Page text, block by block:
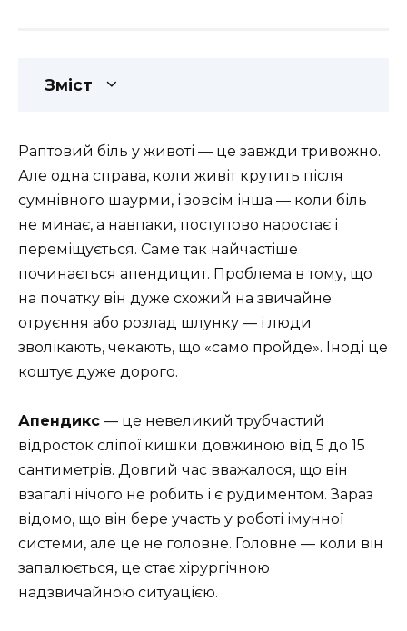
Зміст
Раптовий біль у животі — це завжди тривожно.
Але одна справа, коли живіт крутить після
сумнівного шаурми, і зовсім інша — коли біль
не минає, а навпаки, поступово наростає і
переміщується. Саме так найчастіше
починається апендицит. Проблема в тому, що
на початку він дуже схожий на звичайне
отруєння або розлад шлунку — і люди
зволікають, чекають, що «само пройде». Іноді це
коштує дуже дорого.
Апендикс — це невеликий трубчастий
відросток сліпої кишки довжиною від 5 до 15
сантиметрів. Довгий час вважалося, що він
взагалі нічого не робить і є рудиментом. Зараз
відомо, що він бере участь у роботі імунної
системи, але це не головне. Головне — коли він
запалюється, це стає хірургічною
надзвичайною ситуацією.